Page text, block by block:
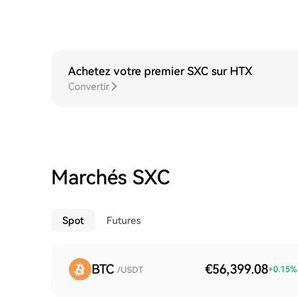
Achetez votre premier SXC sur HTX
Convertir
Marchés SXC
Spot Futures
BTC /USDT €56,399.08+0.15%